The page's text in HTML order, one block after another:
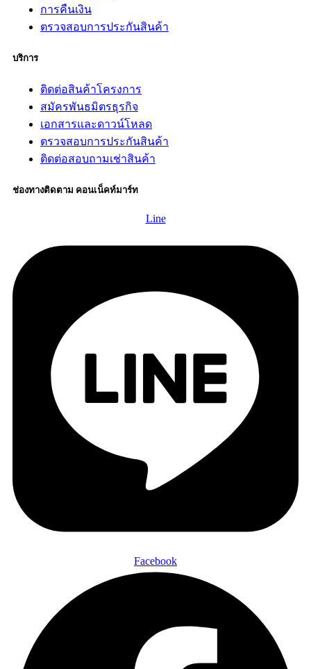
การคืนเงิน
ตรวจสอบการประกันสินค้า
บริการ
ติดต่อสินค้าโครงการ
สมัครพันธมิตรธุรกิจ
เอกสารและดาวน์โหลด
ตรวจสอบการประกันสินค้า
ติดต่อสอบถามเช่าสินค้า
ช่องทางติดตาม คอนเน็คท์มาร์ท
Line
Facebook